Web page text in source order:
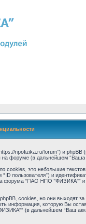
npofizika.ru/forum”) и phpBB (в
на форуме (в дальнейшем “Ваша
это небольшие
пользователя”) и
форума “ПАО НПО "ФИЗИКА"” и
cookies, но они выходят за
информация, которую Вы
(в дальнейшем “Ваш